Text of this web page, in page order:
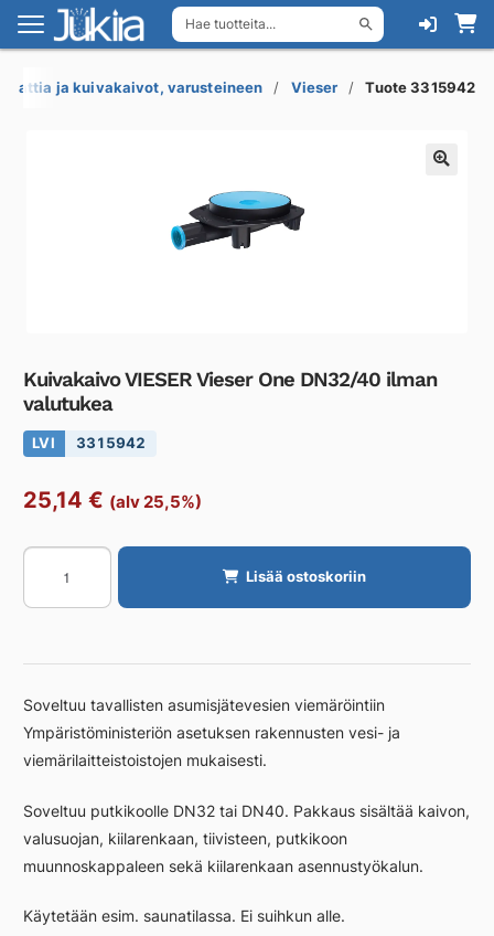
Hae tuotteita...
Siirry
navigointiin
Siirry
sisältöön
Lattia ja kuivakaivot, varusteineen Vieser Tuote 3315942
Kuivakaivo VIESER Vieser One DN32/40 ilman
valutukea
LVI 3315942
25,14 € (alv 25,5%)
Kuivakaivo
VIESER
Vieser
DN32/40
valutukea
määrä
Lisää ostoskoriin
Soveltuu tavallisten asumisjätevesien viemäröintiin
Ympäristöministeriön asetuksen rakennusten vesi- ja
viemärilaitteistoistojen mukaisesti.
Soveltuu putkikoolle DN32 tai DN40. Pakkaus sisältää kaivon,
valusuojan, kiilarenkaan, tiivisteen, putkikoon
muunnoskappaleen sekä kiilarenkaan asennustyökalun.
Käytetään esim. saunatilassa. Ei suihkun alle.